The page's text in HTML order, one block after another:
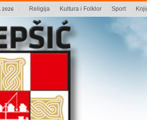
2026 Religija Kultura i Folklor Sport